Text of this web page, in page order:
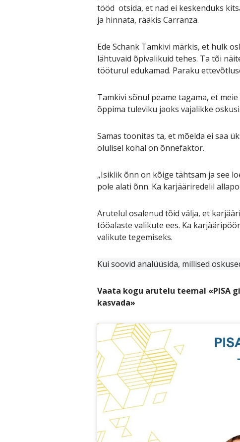
tööd otsida, et nad ei keskenduks
ja hinnata, rääkis Carranza.
Ede Schank Tamkivi märkis, et hulk
lähtuvaid õpivalikuid tehes. Ta tõi
tööturul edukamad. Paraku
Tamkivi sõnul peame tagama, et
õppima tuleviku jaoks vajalikke oskusi.
Samas toonitas ta, et mõelda ei saa
olulisel kohal on õnnefaktor.
„Isiklik õnn on kõige tähtsam ja see
pole alati õnn. Ka karjääriredelil
Arutelul osalenud tõid välja, et
tööalaste valikute ees. Ka
valikute tegemiseks.
Kui soovid analüüsida, millised
Vaata kogu arutelu teemal «PISA
kasvada»